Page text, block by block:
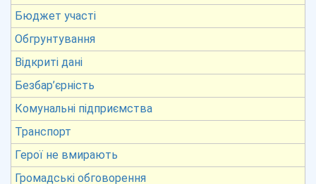
Бюджет участі
Обгрунтування
Відкриті дані
Безбар’єрність
Комунальні підприємства
Транспорт
Герої не вмирають
Громадські обговорення